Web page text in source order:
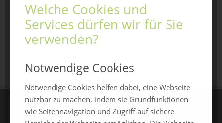
CHAMLAND MESSEN
Welche Cookies und
Services dürfen wir für Sie
verwenden?
Notwendige Cookies
Notwendige Cookies helfen dabei, eine Webseite
nutzbar zu machen, indem sie Grundfunktionen
wie Seitennavigation und Zugriff auf sichere